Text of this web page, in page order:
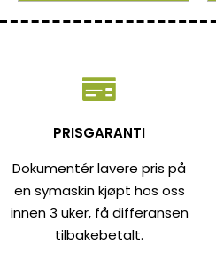
PRISGARANTI
Dokumentér lavere pris på
en symaskin kjøpt hos oss
innen 3 uker, få differansen
tilbakebetalt.